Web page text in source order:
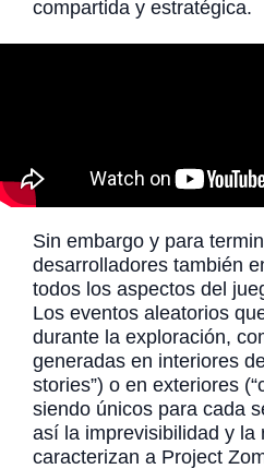
compartida y estratégica.
Sin embargo y para
desarrolladores también
todos los aspectos del
Los eventos aleatorios
durante la exploración,
generadas en interiores
stories”) o en exteriores
siendo únicos para cada
así la imprevisibilidad y la
caracterizan a Project